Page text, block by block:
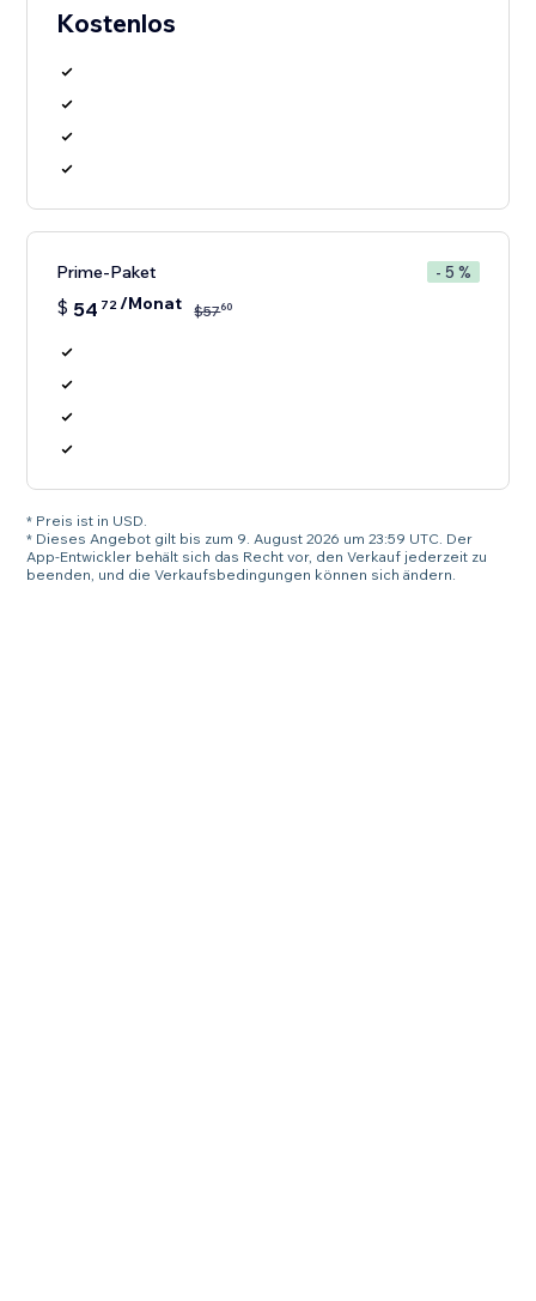
Kostenlos
Prime-Paket - 5 %
$ 54 72/Monat $5760
* Preis ist in USD.
* Dieses Angebot gilt bis zum 9. August 2026 um 23:59 UTC. Der
App-Entwickler behält sich das Recht vor, den Verkauf jederzeit zu
beenden, und die Verkaufsbedingungen können sich ändern.